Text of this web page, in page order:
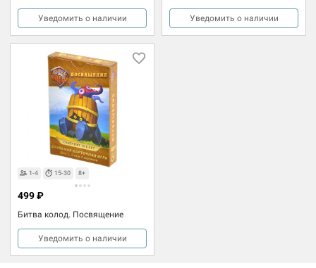
Уведомить о наличии Уведомить о наличии
1-4 15-30 8+
Битва колод. Посвящение
499 ₽
Уведомить о наличии